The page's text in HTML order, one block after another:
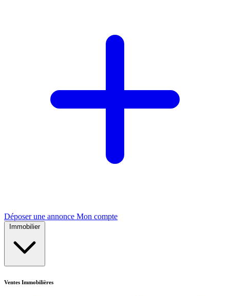
Déposer une annonce Mon compte
Immobilier
Ventes Immobilières